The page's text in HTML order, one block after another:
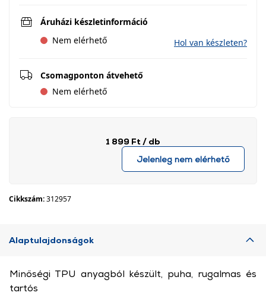
Áruházi készletinformáció
Nem elérhető
Hol van készleten?
Csomagponton átvehető
Nem elérhető
1 899 Ft / db
Jelenleg nem elérhető
Cikkszám:312957
Alaptulajdonságok
Minőségi TPU anyagból készült, puha, rugalmas és
tartós